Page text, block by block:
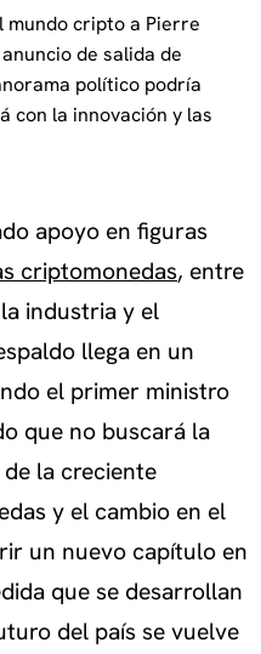
mundo cripto a Pierre
de salida de
político podría
con la innovación y las
apoyo en figuras
criptomonedas, entre
industria y el
llega en un
el primer ministro
que no buscará la
la creciente
y el cambio en el
un nuevo capítulo en
que se desarrollan
del país se vuelve